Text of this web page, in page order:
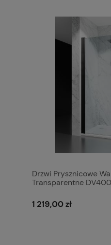
Drzwi Prysznicowe
Transparentne
1 219,00 zł